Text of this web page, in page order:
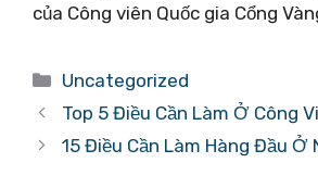
của Công viên Quốc gia Cổng
Danh
mục
Uncategorized
Top 5 Điều Cần Làm Ở Công
15 Điều Cần Làm Hàng Đầu Ở